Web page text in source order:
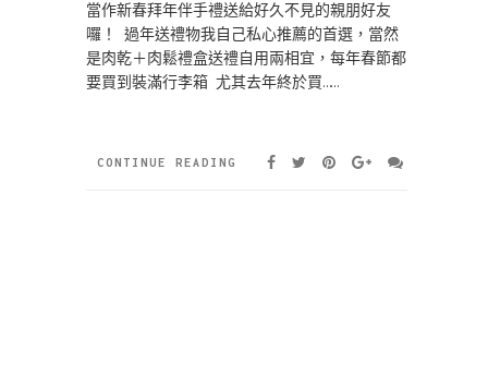
當作新春拜年伴手禮送給好久不見的親朋好友
囉！ 過年送禮物我自己私心推薦的首選，當然
是肉乾＋肉鬆禮盒送禮自用兩相宜，每年春節都
要買到裝滿行李箱 尤其去年終於買……
CONTINUE READING